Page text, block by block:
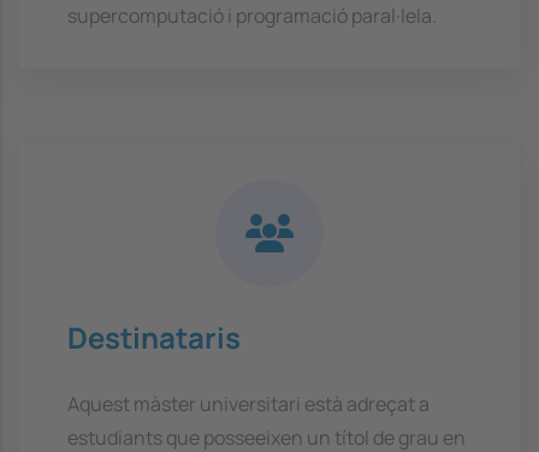
supercomputació i programació paral·lela.
Destinataris
Aquest màster universitari està adreçat a
estudiants que posseeixen un títol de grau en